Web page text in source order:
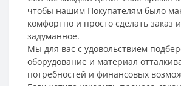
чтобы нашим Покупателям было
комфортно и просто сделать заказ
задуманное.
Мы для вас с удовольствием
оборудование и материал
потребностей и финансовых